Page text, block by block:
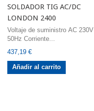
SOLDADOR TIG AC/DC
LONDON 2400
Voltaje de suministro AC 230V
50Hz Corriente...
437,19 €
Añadir al carrito